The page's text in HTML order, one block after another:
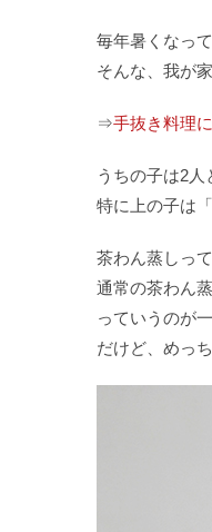
毎年暑くなっ
そんな、我が
⇒手抜き料理
うちの子は2人
特に上の子は
茶わん蒸しっ
通常の茶わん
っていうのが
だけど、めっ